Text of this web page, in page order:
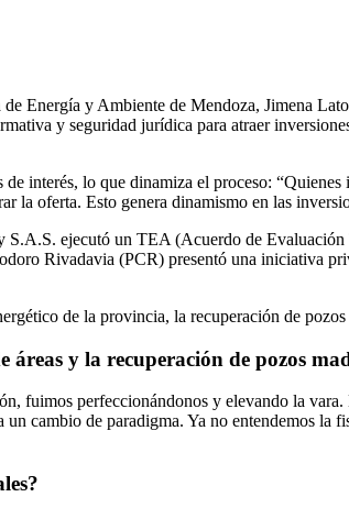
y Ambiente de Mendoza, Jimena
y seguridad jurídica para atraer
interés, lo que dinamiza el proceso:
la oferta. Esto genera dinamismo en las
S.A.S. ejecutó un TEA (Acuerdo de
Rivadavia (PCR) presentó una iniciativa
de la provincia, la recuperación de
áreas y la recuperación de pozos
fuimos perfeccionándonos y elevando la
cambio de paradigma. Ya no entendemos